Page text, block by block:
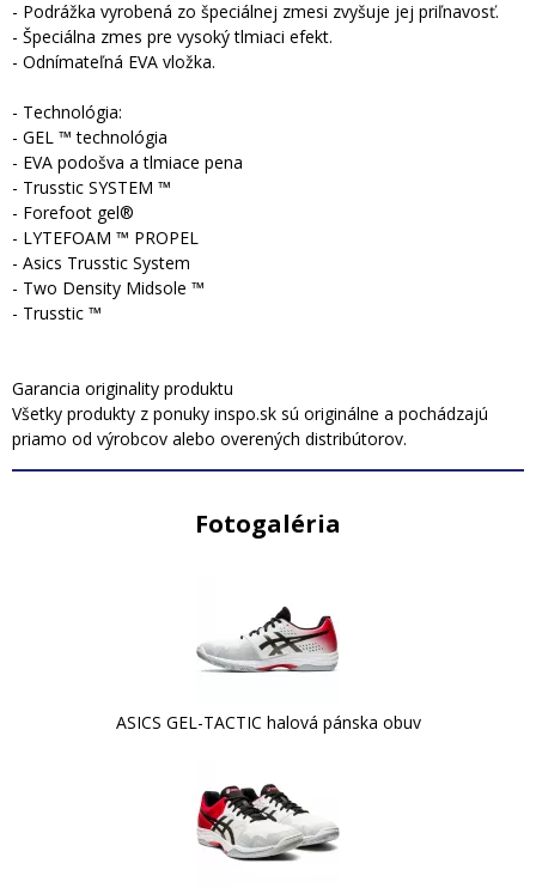
- Podrážka vyrobená zo špeciálnej zmesi zvyšuje jej priľnavosť.
- Špeciálna zmes pre vysoký tlmiaci efekt.
- Odnímateľná EVA vložka.
- Technológia:
- GEL ™ technológia
- EVA podošva a tlmiace pena
- Trusstic SYSTEM ™
- Forefoot gel®
- LYTEFOAM ™ PROPEL
- Asics Trusstic System
- Two Density Midsole ™
- Trusstic ™
Garancia originality produktu
Všetky produkty z ponuky inspo.sk sú originálne a pochádzajú
priamo od výrobcov alebo overených distribútorov.
Fotogaléria
ASICS GEL-TACTIC halová pánska obuv